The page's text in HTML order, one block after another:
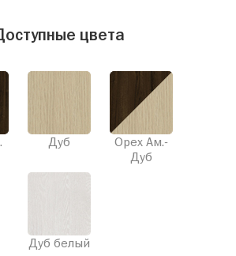
цвета
Дуб
Орех Ам.-
Дуб
Дуб белый